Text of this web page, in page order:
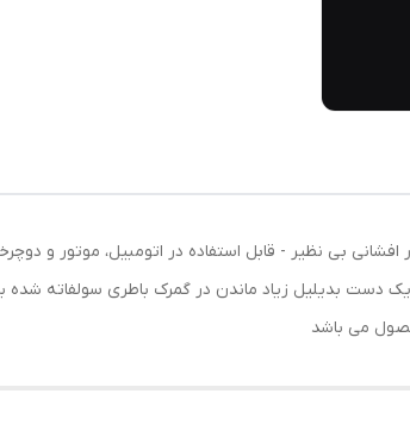
افشانی بی نظیر - قابل استفاده در اتومبیل، موتور